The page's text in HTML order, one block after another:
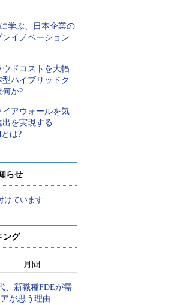
学ぶ、日本企業の
ンイノベーション
ドコストを大幅
ハイブリッドク
何か?
イアウォールを気
を実現する
は?
らせ
けています
ング
月間
、新職種FDEが需
が思う理由